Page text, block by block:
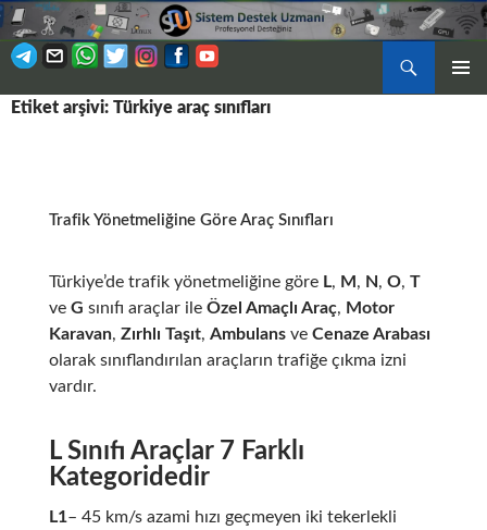
Ara
İÇERIĞE
Etiket arşivi: Türkiye araç sınıfları
Trafik Yönetmeliğine Göre Araç Sınıfları
Türkiye’de trafik yönetmeliğine göre L, M , N, O, T
ve G sınıfı araçlar ile Özel Amaçlı Araç, Motor
Karavan, Zırhlı Taşıt, Ambulansve Cenaze Arabası
olarak sınıflandırılan araçların trafiğe çıkma izni
vardır.
L Sınıfı Araçlar 7 Farklı
Kategoridedir
L1– 45 km/s azami hızı geçmeyen iki tekerlekli